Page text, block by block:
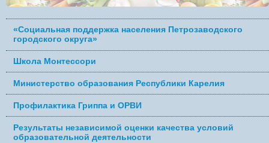
«Социальная поддержка населения Петрозаводского
городского округа»
Школа Монтессори
Министерство образования Республики Карелия
Профилактика Гриппа и ОРВИ
Результаты независимой оценки качества условий
образовательной деятельности